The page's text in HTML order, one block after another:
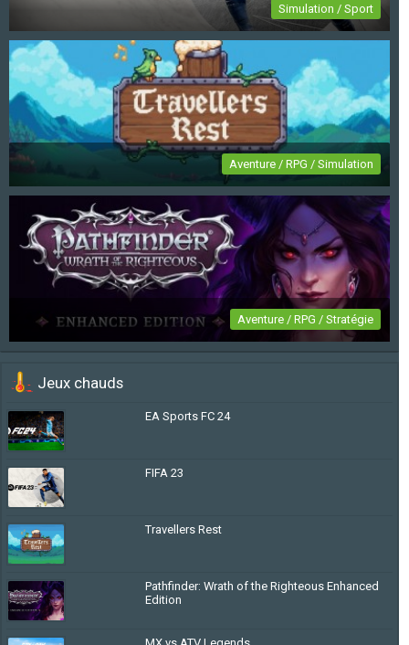
Simulation / Sport
FIFA 23
Aventure / RPG / Simulation
Travellers Rest
Aventure / RPG / Stratégie
Jeux chauds
EA Sports FC 24
FIFA 23
Travellers Rest
Pathfinder: Wrath of the Righteous Enhanced
Edition